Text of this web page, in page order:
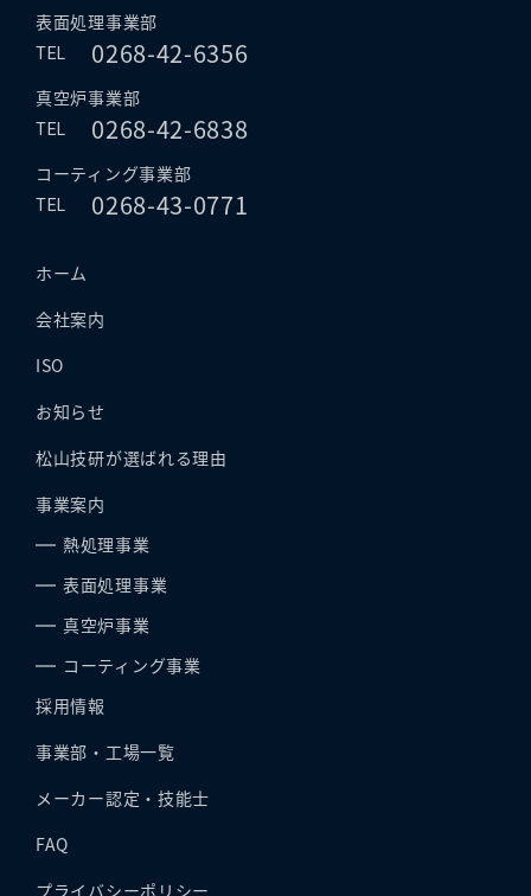
表面処理事業部
TEL 0268-42-6356
真空炉事業部
TEL 0268-42-6838
コーティング事業部
TEL 0268-43-0771
ホーム
会社案内
ISO
お知らせ
松山技研が選ばれる理由
事業案内
熱処理事業
表面処理事業
真空炉事業
コーティング事業
採用情報
事業部・工場一覧
メーカー認定・技能士
FAQ
プライバシーポリシー